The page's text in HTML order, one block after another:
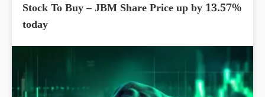
Stock To Buy – JBM Share Price up by 13.57%
today